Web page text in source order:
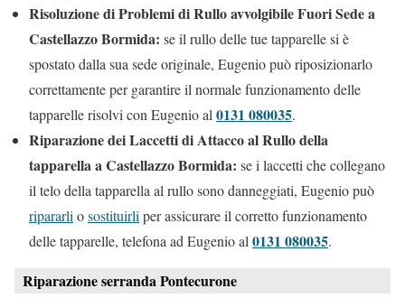
Risoluzione di Problemi di Rullo avvolgibile Fuori Sede a
Castellazzo Bormida: se il rullo delle tue tapparelle si è
spostato dalla sua sede originale, Eugenio può riposizionarlo
correttamente per garantire il normale funzionamento delle
tapparelle risolvi con Eugenio al0131 080035.
Riparazione dei Laccetti di Attacco al Rullo della
tapparella a Castellazzo Bormida: se i laccetti che collegano
il telo della tapparella al rullo sono danneggiati, Eugenio può
ripararliosostituirliper assicurare il corretto funzionamento
delle tapparelle, telefona ad Eugenio al0131 080035.
Riparazione serranda Pontecurone